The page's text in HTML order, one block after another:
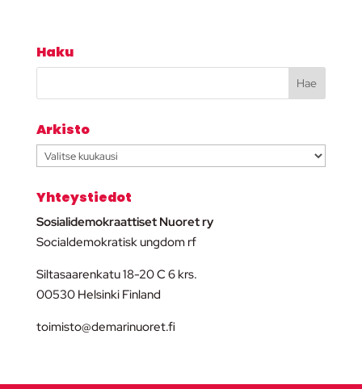
Haku
Arkisto
Arkisto
Yhteystiedot
Sosialidemokraattiset Nuoret ry
Socialdemokratisk ungdom rf
Siltasaarenkatu 18-20 C 6 krs.
00530 Helsinki Finland
toimisto@demarinuoret.fi